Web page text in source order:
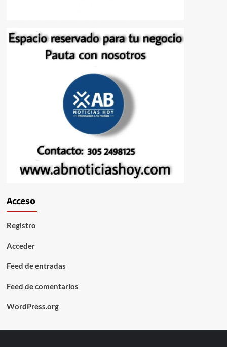
Acceso
Registro
Acceder
Feed de entradas
Feed de comentarios
WordPress.org